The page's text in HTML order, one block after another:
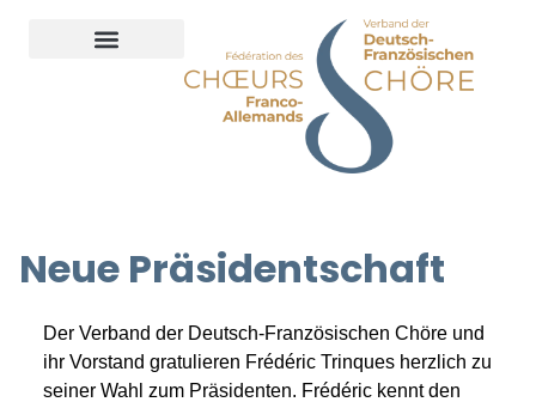
Neue Präsidentschaft
Der Verband der Deutsch-Französischen Chöre und
ihr Vorstand gratulieren Frédéric Trinques herzlich zu
seiner Wahl zum Präsidenten. Frédéric kennt den